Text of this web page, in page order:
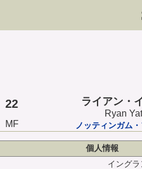
22 ライアン・
Ryan
MF
ノッティンガム
個人情報
イングラ